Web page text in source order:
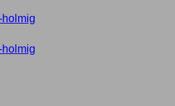
holmig
holmig